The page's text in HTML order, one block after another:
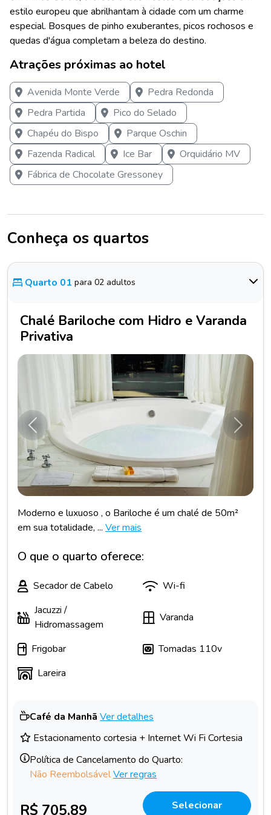
estilo europeu que abrilhantam à cidade com um charme
especial. Bosques de pinho exuberantes, picos rochosos e
quedas d'água completam a beleza do destino.
Atrações próximas ao hotel
Avenida Monte Verde
Pedra Redonda
Pedra Partida
Pico do Selado
Chapéu do Bispo
Parque Oschin
Fazenda Radical
Ice Bar
Orquidário MV
Fábrica de Chocolate Gressoney
Conheça os quartos
Quarto 01 para 02 adultos
Chalé Bariloche com Hidro e Varanda
Privativa
Anterior
Moderno e luxuoso , o Bariloche é um chalé de 50m²
em sua totalidade, ... Ver mais
O que o quarto oferece:
Secador de Cabelo
Wi-fi
Jacuzzi /
Hidromassagem
Varanda
Frigobar
Tomadas 110v
Lareira
Café da Manhã Ver detalhes
Estacionamento cortesia + Internet Wi Fi Cortesia
Política de Cancelamento do Quarto:
Não ReembolsávelVer regras
R$ 705,89 Selecionar